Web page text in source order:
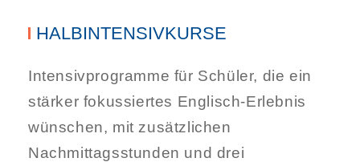
HALBINTENSIVKURSE
Intensivprogramme für Schüler, die ein
stärker fokussiertes Englisch-Erlebnis
wünschen, mit zusätzlichen
Nachmittagsstunden und drei